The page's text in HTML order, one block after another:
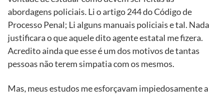
abordagens policiais. Li o artigo 244 do Código de
Processo Penal; Li alguns manuais policiais e tal. Nada
justificara o que aquele dito agente estatal me fizera.
Acredito ainda que esse é um dos motivos de tantas
pessoas não terem simpatia com os mesmos.
Mas, meus estudos me esforçavam impiedosamente a